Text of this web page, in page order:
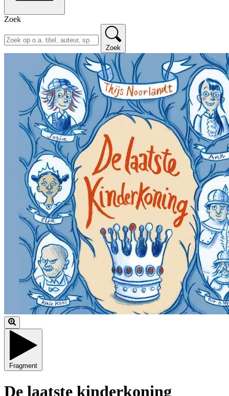
Zoek
Zoek
Fragment
De laatste kinderkoning